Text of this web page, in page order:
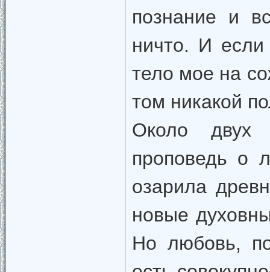
познание и
ничто. И
тело мое на
том никакой
Около двух
проповедь о
озарила
новые
Но любовь,